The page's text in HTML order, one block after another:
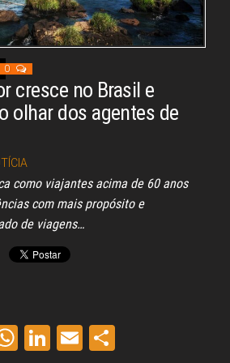
Congresso, Câmara
dos Deputados,
Assembleia
Legislativa,
Brasília, Nordeste,
Norte, Centro-
Oeste, Sul, Sudeste,
Receitas, Chef, RH,
Emprego,
Empreendedorismo,
Negócios,
0
cresce no Brasil e
olhar dos agentes de
como viajantes acima de 60 anos
com mais propósito e
de viagens…
W
Li
E